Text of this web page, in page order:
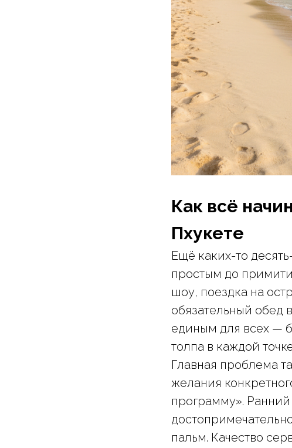
Как всё
Пхукете
Ещё каких-то
простым до
шоу, поездка на
обязательный обед
единым для всех —
толпа в каждой
Главная проблема
желания
программу».
пальм. Качество